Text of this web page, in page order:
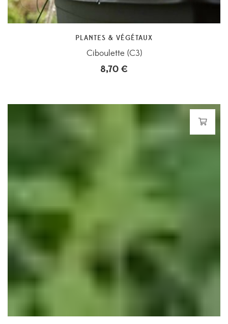
PLANTES & VÉGÉTAUX
Ciboulette (C3)
8,70 €